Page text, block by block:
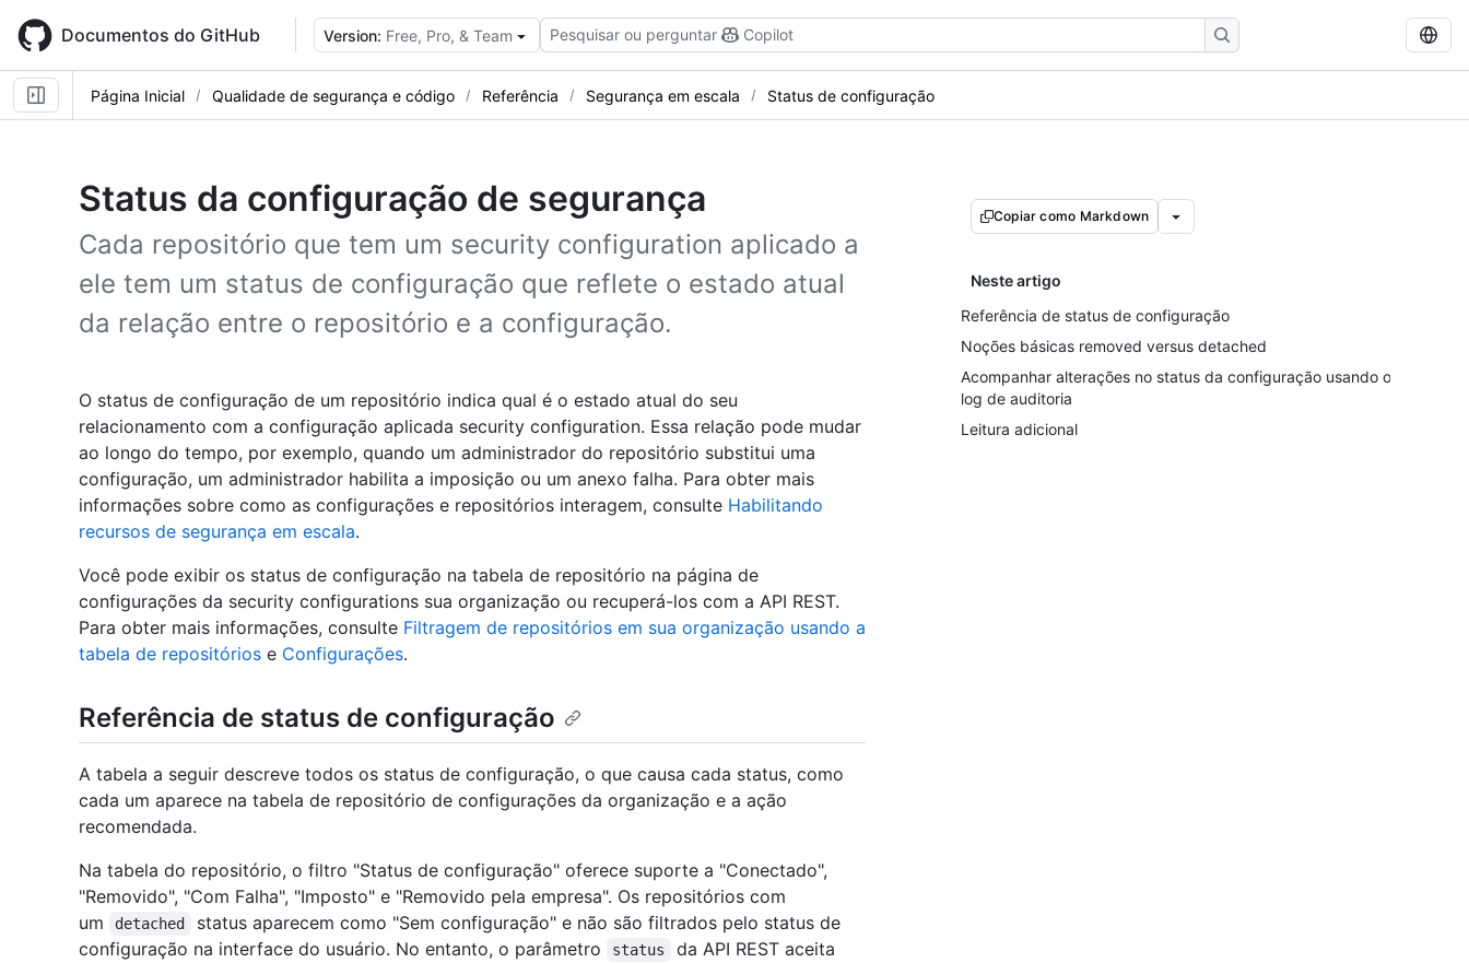
main
content
Documentos do GitHub Version: Free, Pro, & Team Pesquisar ou perguntar Copilot
Página Inicial Qualidade de segurança e código Referência Segurança em escala Status de configuração
Status da configuração de segurança
Cada repositório que tem um security configuration aplicado a
ele tem um status de configuração que reflete o estado atual
da relação entre o repositório e a configuração.
Copiar como Markdown
Neste artigo
Referência de status de configuração
Noções básicas removed versus detached
Acompanhar alterações no status da configuração usando o
log de auditoria
Leitura adicional
O status de configuração de um repositório indica qual é o estado atual do seu
relacionamento com a configuração aplicada security configuration. Essa relação pode mudar
ao longo do tempo, por exemplo, quando um administrador do repositório substitui uma
configuração, um administrador habilita a imposição ou um anexo falha. Para obter mais
informações sobre como as configurações e repositórios interagem, consulte Habilitando
recursos de segurança em escala.
Você pode exibir os status de configuração na tabela de repositório na página de
configurações da security configurations sua organização ou recuperá-los com a API REST.
Para obter mais informações, consulte Filtragem de repositórios em sua organização usando a
tabela de repositórios e Configurações.
Referência de status de configuração
A tabela a seguir descreve todos os status de configuração, o que causa cada status, como
cada um aparece na tabela de repositório de configurações da organização e a ação
recomendada.
Na tabela do repositório, o filtro "Status de configuração" oferece suporte a "Conectado",
"Removido", "Com Falha", "Imposto" e "Removido pela empresa". Os repositórios com
um
detached
status aparecem como "Sem configuração" e não são filtrados pelo status de
configuração na interface do usuário. No entanto, o parâmetro
status da API REST aceita